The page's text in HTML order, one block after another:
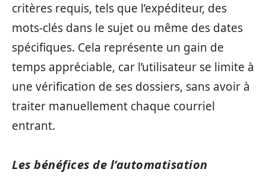
critères requis, tels que l’expéditeur, des
mots-clés dans le sujet ou même des dates
spécifiques. Cela représente un gain de
temps appréciable, car l’utilisateur se limite à
une vérification de ses dossiers, sans avoir à
traiter manuellement chaque courriel
entrant.
Les bénéfices de l’automatisation